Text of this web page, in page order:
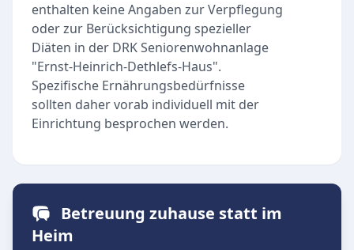
enthalten keine Angaben zur Verpflegung
oder zur Berücksichtigung spezieller
Diäten in der DRK Seniorenwohnanlage
"Ernst-Heinrich-Dethlefs-Haus".
Spezifische Ernährungsbedürfnisse
sollten daher vorab individuell mit der
Einrichtung besprochen werden.
Betreuung zuhause statt im
Heim